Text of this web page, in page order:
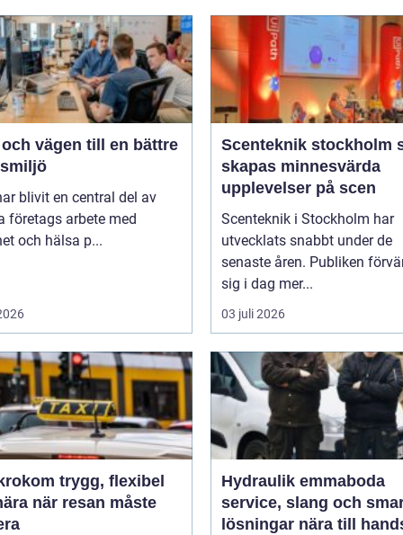
vägen till en bättre
blivit en central del av
företags arbete med
och hälsa p...
Scenteknik stockholm så
skapas minnesvärda
upplevelser på scen
Scenteknik i Stockholm har
utvecklats snabbt under de
senaste åren. Publiken
sig i dag mer...
03 juli 2026
trygg, flexibel
när resan måste
Hydraulik emmaboda
service, slang och
lösningar nära till